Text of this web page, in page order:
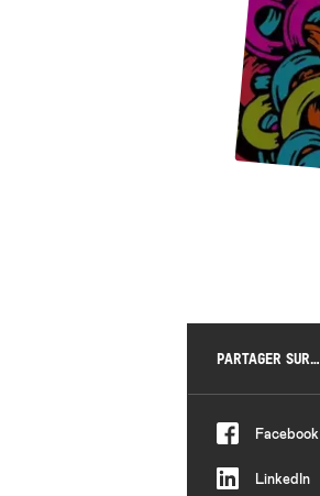
PARTAGER SUR…
Facebook
Partager
LinkedIn
Partager